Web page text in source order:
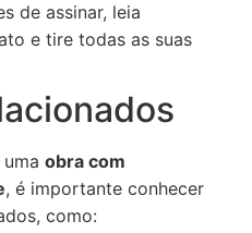
de assinar, leia
e tire todas as suas
obra com
, é importante conhecer
como: